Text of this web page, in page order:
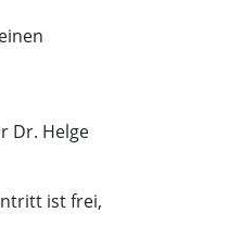
Dr. Helge
ist frei,